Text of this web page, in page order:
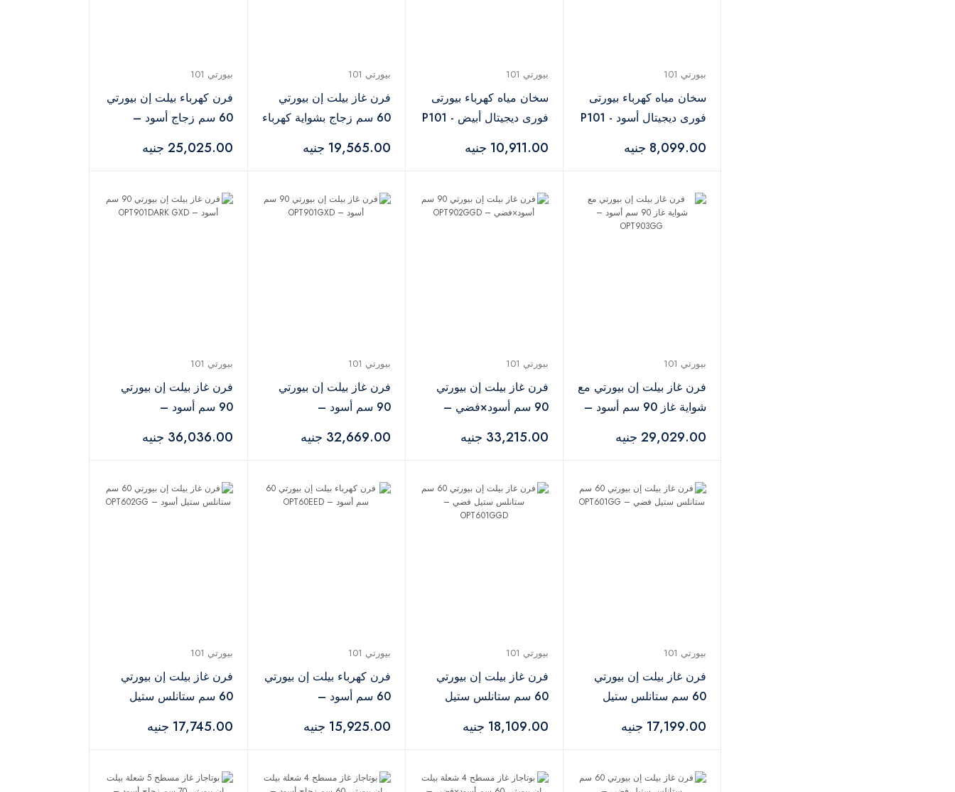
بيورتي 101
سخان مياه كهرباء بيورتى
فورى ديجيتال أسود - P101
8,099.00 جنيه
بيورتي 101
سخان مياه كهرباء بيورتى
فورى ديجيتال أبيض - P101
10,911.00 جنيه
بيورتي 101
فرن غاز بيلت إن بيورتي
60 سم زجاج بشواية كهرباء
19,565.00 جنيه
بيورتي 101
فرن كهرباء بيلت إن بيورتي
60 سم زجاج أسود –
25,025.00 جنيه
بيورتي 101
فرن غاز بيلت إن بيورتي مع
شواية غاز 90 سم أسود –
29,029.00 جنيه
بيورتي 101
فرن غاز بيلت إن بيورتي
90 سم أسود×فضي –
33,215.00 جنيه
بيورتي 101
فرن غاز بيلت إن بيورتي
90 سم أسود –
32,669.00 جنيه
بيورتي 101
فرن غاز بيلت إن بيورتي
90 سم أسود –
36,036.00 جنيه
بيورتي 101
فرن غاز بيلت إن بيورتي
60 سم ستانلس ستيل
17,199.00 جنيه
بيورتي 101
فرن غاز بيلت إن بيورتي
60 سم ستانلس ستيل
18,109.00 جنيه
بيورتي 101
فرن كهرباء بيلت إن بيورتي
60 سم أسود –
15,925.00 جنيه
بيورتي 101
فرن غاز بيلت إن بيورتي
60 سم ستانلس ستيل
17,745.00 جنيه